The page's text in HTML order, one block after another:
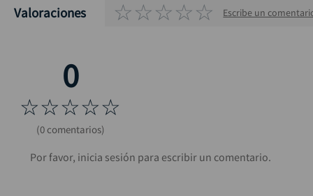
Valoraciones ☆☆☆☆☆ Escribe un
☆☆☆☆☆
(0 comentarios)